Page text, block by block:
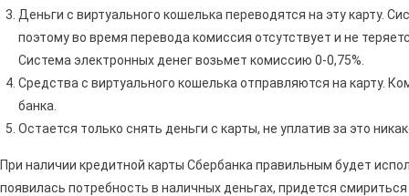
Деньги с виртуального кошелька переводятся на эту карту.
поэтому во время перевода комиссия отсутствует и не
Система электронных денег возьмет комиссию 0-0,75%.
Средства с виртуального кошелька отправляются на карту.
банка.
Остается только снять деньги с карты, не уплатив за это
При наличии кредитной карты Сбербанка правильным будет
появилась потребность в наличных деньгах, придется